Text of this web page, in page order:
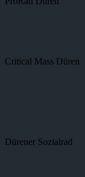
Critical Mass Düren
Dürener Sozialrad